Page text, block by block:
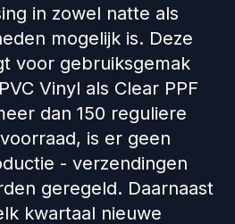
in zowel natte als
mogelijk is. Deze
voor gebruiksgemak
Vinyl als Clear PPF
dan 150 reguliere
is er geen
- verzendingen
geregeld. Daarnaast
kwartaal nieuwe